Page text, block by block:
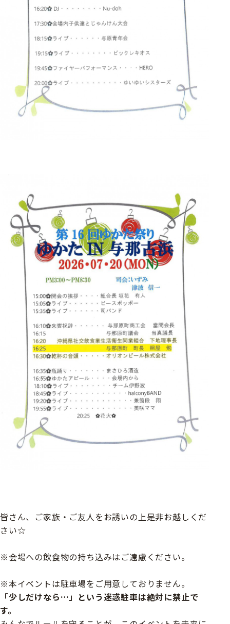
皆さん、ご家族・ご友人をお誘いの上是非お越しくだ
さい☆
※会場への飲食物の持ち込みはご遠慮ください。
※本イベントは駐車場をご用意しておりません。
「少しだけなら…」という迷惑駐車は絶対に禁止で
す。